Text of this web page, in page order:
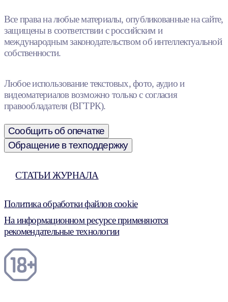
Все права на любые материалы, опубликованные на сайте,
защищены в соответствии с российским и
международным законодательством об интеллектуальной
собственности.
Любое использование текстовых, фото, аудио и
видеоматериалов возможно только с согласия
правообладателя (ВГТРК).
Сообщить об опечатке
Обращение в техподдержку
СТАТЬИ ЖУРНАЛА
Политика обработки файлов cookie
На информационном ресурсе применяются
рекомендательные технологии